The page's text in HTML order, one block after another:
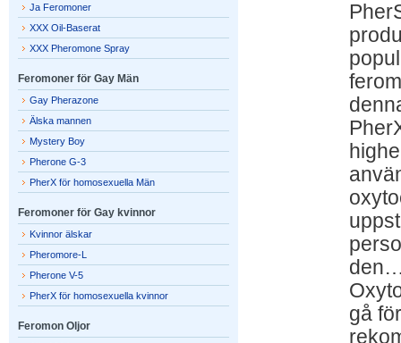
gå
Ja Feromoner
XXX Oil-Baserat
XXX Pheromone Spray
Feromoner för Gay Män
Gay Pherazone
Älska mannen
Mystery Boy
Pherone G-3
PherX för homosexuella Män
Feromoner för Gay kvinnor
Kvinnor älskar
Pheromore-L
Pherone V-5
PherX för homosexuella kvinnor
Feromon Oljor